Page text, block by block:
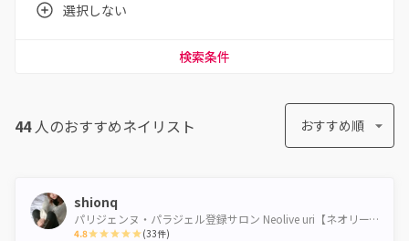
選択しない
検索条件
44人のおすすめネイリスト おすすめ順
shionq
パリジェンヌ・パラジェル登録サロン Neolive uri【ネオリーブウリ】
4.8 (33件)